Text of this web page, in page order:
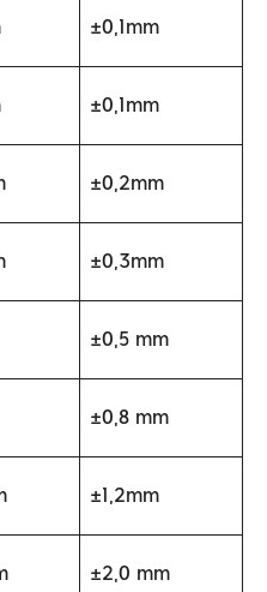
±0,1mm
±0,1mm
±0,2mm
±0,3mm
±0,5 mm
±0,8 mm
±1,2mm
±2,0 mm